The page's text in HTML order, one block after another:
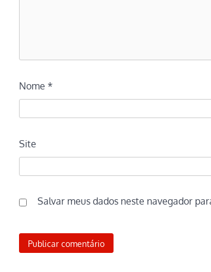
Nome *
Site
Salvar meus dados neste navegador